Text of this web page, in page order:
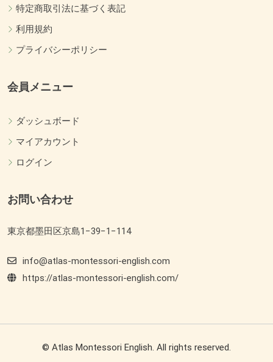
特定商取引法に基づく表記
利用規約
プライバシーポリシー
会員メニュー
ダッシュボード
マイアカウント
ログイン
お問い合わせ
東京都墨田区京島1−39−1−114
info@atlas-montessori-english.com
https://atlas-montessori-english.com/
© Atlas Montessori English. All rights reserved.